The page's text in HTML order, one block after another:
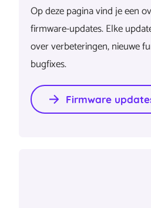
Op deze pagina vind je een
firmware-updates. Elke
over verbeteringen, nieuwe
bugfixes.
Firmware